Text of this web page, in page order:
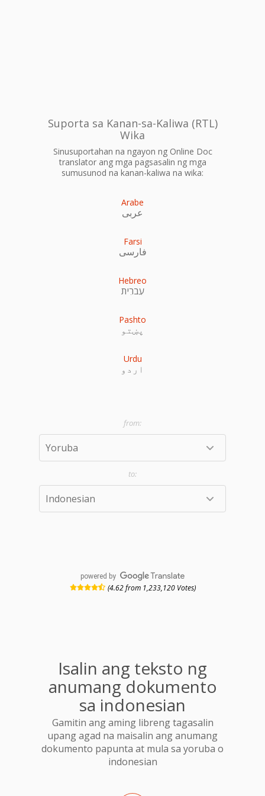
Suporta sa Kanan-sa-Kaliwa (RTL)
Wika
Sinusuportahan na ngayon ng Online Doc
translator ang mga pagsasalin ng mga
sumusunod na kanan-kaliwa na wika:
Arabe
عربى
Farsi
فارسی
Hebreo
עִברִית
Pashto
پښتو
Urdu
اردو
powered by
(4.62 from 1,233,120 Votes)
Isalin ang teksto ng
anumang dokumento
sa indonesian
Gamitin ang aming libreng tagasalin
upang agad na maisalin ang anumang
dokumento papunta at mula sa yoruba o
indonesian